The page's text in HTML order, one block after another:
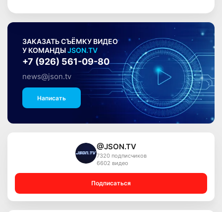
ЗАКАЗАТЬ СЪЁМКУ ВИДЕО
У КОМАНДЫJSON.TV
+7 (926) 561-09-80
news@json.tv
Написать
@JSON.TV
7320 подписчиков
6602 видео
Подписаться